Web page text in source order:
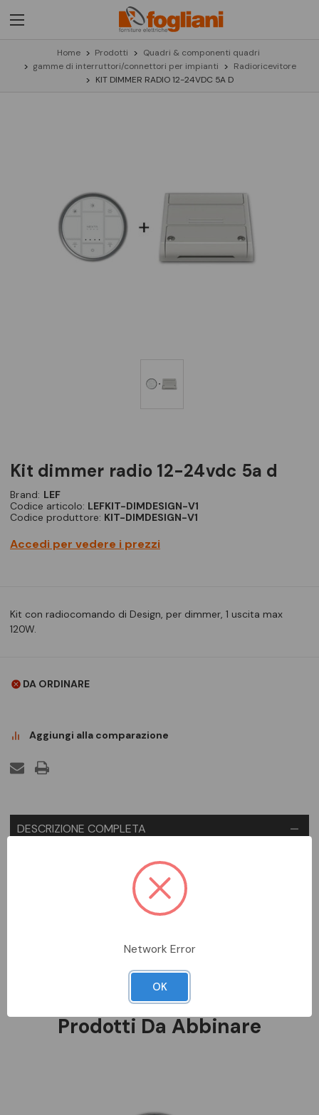
Home Prodotti
Quadri & componenti quadri
gamme di interruttori/connettori per impianti
Radioricevitore
KIT DIMMER RADIO 12-24VDC 5A D
kit dimmer radio 12-24vdc 5a d
Brand: LEF
Codice articolo: LEFKIT-DIMDESIGN-V1
Codice produttore: KIT-DIMDESIGN-V1
Accedi per vedere i prezzi
Kit con radiocomando di Design, per dimmer, 1 uscita max
120W.
DA ORDINARE
Aggiungi alla comparazione
DESCRIZIONE COMPLETA
Kit con radiocomando di Design, per dimmer, 1 uscita max
Prodotti Da Abbinare
Network Error
OK